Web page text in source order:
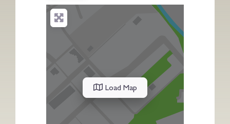
Load Map